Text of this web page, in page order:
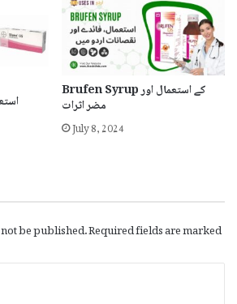
Brufen Syrup کے استعمال اور
مضر اثرات
July 8, 2024
be published.Required fields are marked